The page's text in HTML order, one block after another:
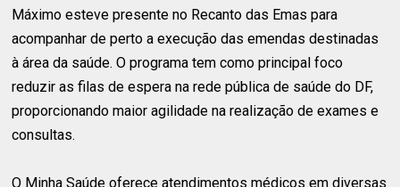
Máximo esteve presente no Recanto das Emas para
acompanhar de perto a execução das emendas destinadas
à área da saúde. O programa tem como principal foco
reduzir as filas de espera na rede pública de saúde do DF,
proporcionando maior agilidade na realização de exames e
consultas.
O Minha Saúde oferece atendimentos médicos em diversas